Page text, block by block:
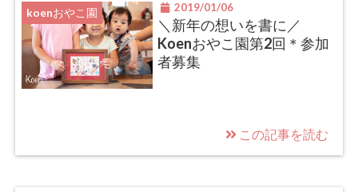
koenおやこ園 2019/01/06
＼新年の想いを書に／
Koenおやこ園第2回＊参加
者募集
この記事を読む